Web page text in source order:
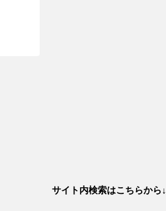
サイト内検索はこちらから↓